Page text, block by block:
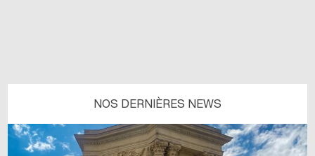
NOS DERNIÈRES NEWS